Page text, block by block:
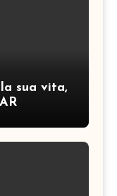
sua vita,